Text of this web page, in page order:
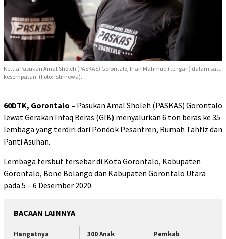
Ketua Pasukan Amal Sholeh (PASKAS) Gorontalo, Irfan Mahmud (tengah) dalam satu
kesempatan. (Foto: Istimewa).
60DTK, Gorontalo – Pasukan Amal Sholeh (PASKAS) Gorontalo
lewat Gerakan Infaq Beras (GIB) menyalurkan 6 ton beras ke 35
lembaga yang terdiri dari Pondok Pesantren, Rumah Tahfiz dan
Panti Asuhan.
Lembaga tersbut tersebar di Kota Gorontalo, Kabupaten
Gorontalo, Bone Bolango dan Kabupaten Gorontalo Utara
pada 5 – 6 Desember 2020.
BACAAN LAINNYA
Hangatnya
300 Anak
Pemkab